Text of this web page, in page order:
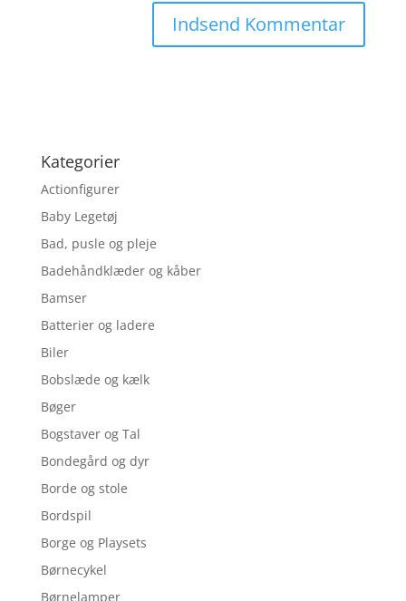
Kategorier
Actionfigurer
Baby Legetøj
Bad, pusle og pleje
Badehåndklæder og kåber
Bamser
Batterier og ladere
Biler
Bobslæde og kælk
Bøger
Bogstaver og Tal
Bondegård og dyr
Borde og stole
Bordspil
Borge og Playsets
Børnecykel
Børnelamper